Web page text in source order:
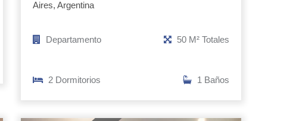
Aires, Argentina
Departamento 50 M² Totales
2 Dormitorios 1 Baños